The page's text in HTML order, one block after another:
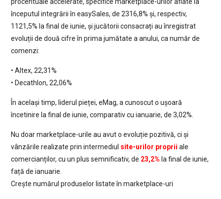
procentuale accelerate, specifice marketplace-urilor aflate la
începutul integrării în easySales, de 2316,8% și, respectiv,
1121,5% la final de iunie, și jucătorii consacrați au înregistrat
evoluții de două cifre în prima jumătate a anului, ca număr de
comenzi:
• Altex, 22,31%
• Decathlon, 22,06%
În același timp, liderul pieței, eMag, a cunoscut o ușoară
încetinire la final de iunie, comparativ cu ianuarie, de 3,02%.
Nu doar marketplace-urile au avut o evoluție pozitivă, ci și
vânzările realizate prin intermediul site-urilor proprii ale
comercianților, cu un plus semnificativ, de 23,2% la final de iunie,
față de ianuarie.
Crește numărul produselor listate în marketplace-uri